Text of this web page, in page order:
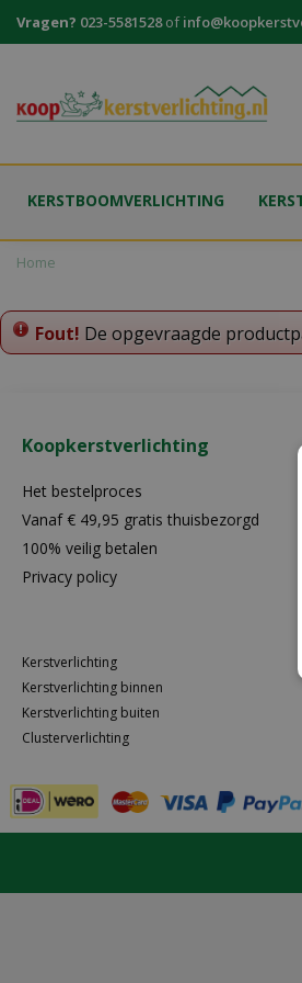
naar
Home
Vragen? 023-5581528of
KERSTBOOMVERLICHTING
Fout! De opgevraagde
Koopkerstverlichting
Het bestelproces
Vanaf € 49,95 gratis thuisbezorgd
100% veilig betalen
Privacy policy
Kerstverlichting
Kerstverlichting binnen
Kerstverlichting buiten
Clusterverlichting